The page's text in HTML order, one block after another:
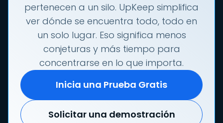
pertenecen a un silo. UpKeep simplifica
ver dónde se encuentra todo, todo en
un solo lugar. Eso significa menos
conjeturas y más tiempo para
concentrarse en lo que importa.
Inicia una Prueba Gratis
Solicitar una demostración